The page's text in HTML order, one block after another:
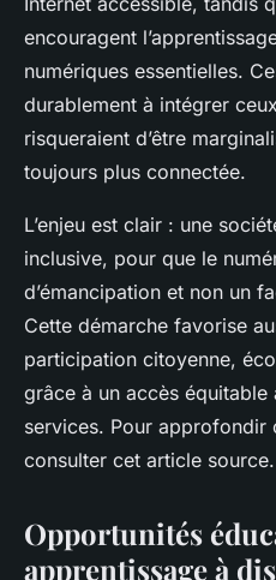
encouragent
numériques essentielles.
durablement à intégrer
risqueraient d’être
toujours plus connectée.
L’enjeu est clair : une
inclusive, pour que le
d’émancipation et non un
Cette démarche favorise
participation citoyenne,
grâce à un accès équitable
services. Pour approfondir
consulter cet article source.
Opportunités
apprentissage à